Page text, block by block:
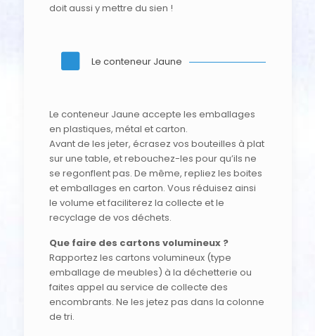
doit aussi y mettre du sien !
Le conteneur Jaune
Le conteneur Jaune accepte les emballages
en plastiques, métal et carton.
Avant de les jeter, écrasez vos bouteilles à plat
sur une table, et rebouchez-les pour qu’ils ne
se regonflent pas. De même, repliez les boites
et emballages en carton. Vous réduisez ainsi
le volume et faciliterez la collecte et le
recyclage de vos déchets.
Que faire des cartons volumineux ?
Rapportez les cartons volumineux (type
emballage de meubles) à la déchetterie ou
faites appel au service de collecte des
encombrants. Ne les jetez pas dans la colonne
de tri.